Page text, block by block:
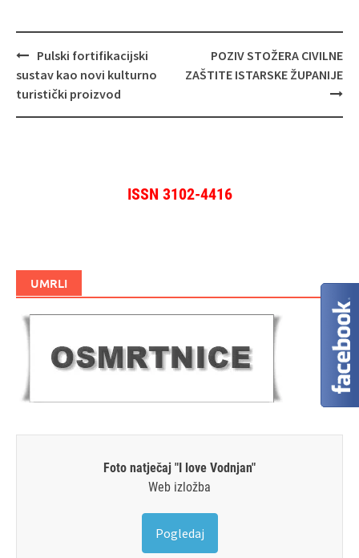
Navigacija
objava
Pulski fortifikacijski
sustav kao novi kulturno
turistički proizvod
POZIV STOŽERA CIVILNE
ZAŠTITE ISTARSKE ŽUPANIJE
ISSN 3102-4416
UMRLI
Foto natječaj "I love Vodnjan"
Web izložba
Pogledaj